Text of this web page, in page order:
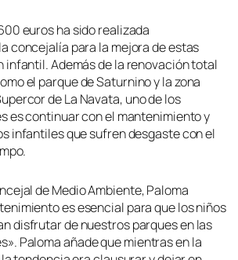
euros ha sido realizada
concejalía para la mejora de estas
infantil. Además de la renovación total
el parque de Saturnino y la zona
de La Navata, uno de los
es continuar con el mantenimiento y
infantiles que sufren desgaste con el
de Medio Ambiente, Paloma
es esencial para que los niños
disfrutar de nuestros parques en las
Paloma añade que mientras en la